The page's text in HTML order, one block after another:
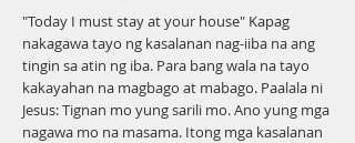
"Today I must stay at your house" Kapag
nakagawa tayo ng kasalanan nag-iiba na ang
tingin sa atin ng iba. Para bang wala na tayo
kakayahan na magbago at mabago. Paalala ni
Jesus: Tignan mo yung sarili mo. Ano yung mga
nagawa mo na masama. Itong mga kasalanan